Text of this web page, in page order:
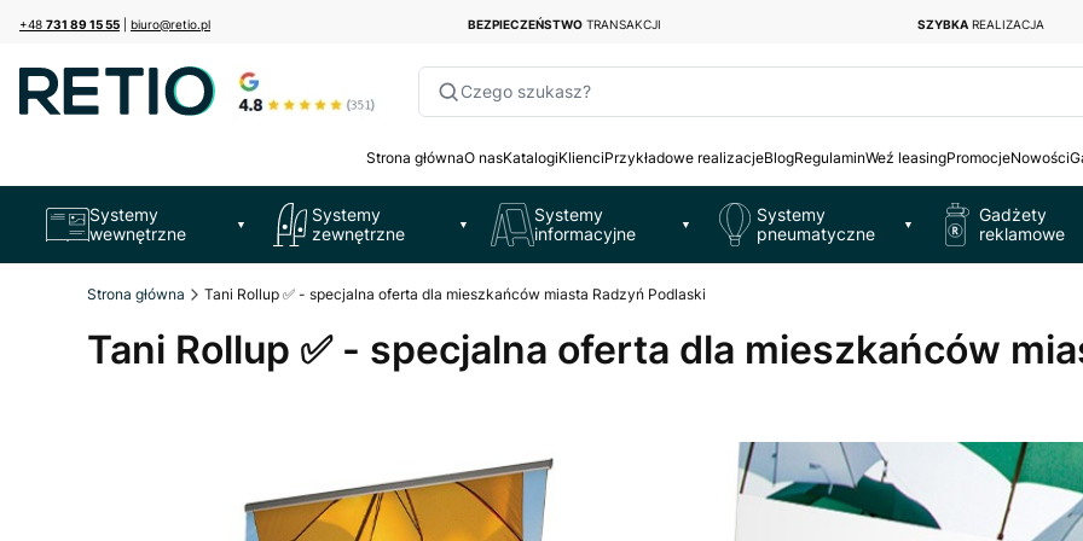
+48 731 89 15 55 biuro@retio.pl BEZPIECZEŃSTWO TRANSAKCJI SZYBKAREALIZACJA
Czego szukasz?
Strona głównaO nasKatalogiKlienciPrzykładowe realizacjeBlogRegulaminWeź leasingPromocjeNowości
Systemy
wewnętrzne
▼
Systemy
zewnętrzne
▼
Systemy
informacyjne
▼
Systemy
pneumatyczne
▼
Gadżety
reklamowe
Strona główna Tani Rollup ✅ - specjalna oferta dla mieszkańców miasta Radzyń Podlaski
Tani Rollup ✅ - specjalna oferta dla mieszkańców